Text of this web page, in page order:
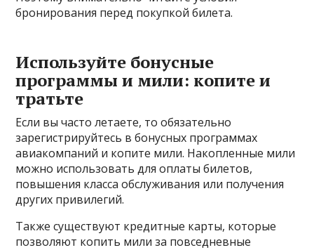
бронирования перед покупкой билета.
Используйте бонусные
программы и мили: копите и
тратьте
Если вы часто летаете, то обязательно
зарегистрируйтесь в бонусных программах
авиакомпаний и копите мили. Накопленные мили
можно использовать для оплаты билетов,
повышения класса обслуживания или получения
других привилегий.
Также существуют кредитные карты, которые
позволяют копить мили за повседневные